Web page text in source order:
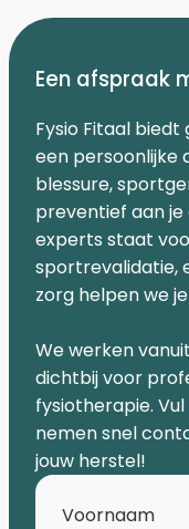
Een afspraak
Fysio Fitaal
een persoonlijke
blessure,
preventief aan
experts staat
sportrevalidatie,
zorg helpen we
We werken
dichtbij voor
fysiotherapie.
nemen snel
jouw herstel!
Voornaam